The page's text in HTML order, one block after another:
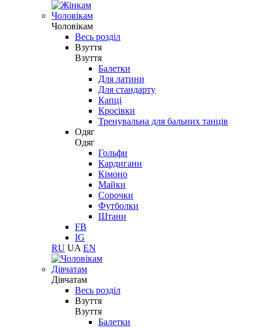
Чоловікам
Чоловікам
Весь розділ
Взуття
Взуття
Балетки
Для латини
Для стандарту
Капці
Кросівки
Тренувальна для бальних танців
Одяг
Одяг
Гольфи
Кардигани
Кімоно
Майки
Сорочки
Футболки
Штани
FB
IG
RU UA EN
Дівчатам
Дівчатам
Весь розділ
Взуття
Взуття
Балетки